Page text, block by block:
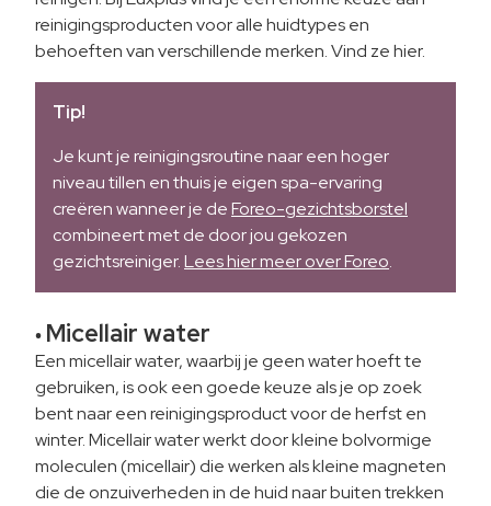
reinigingsproducten voor alle huidtypes en
behoeften van verschillende merken. Vind ze hier.
Tip!
Je kunt je reinigingsroutine naar een hoger
niveau tillen en thuis je eigen spa-ervaring
creëren wanneer je deForeo-gezichtsborstel
combineert met de door jou gekozen
gezichtsreiniger.Lees hier meer over Foreo.
• Micellair water
Een micellair water, waarbij je geen water hoeft te
gebruiken, is ook een goede keuze als je op zoek
bent naar een reinigingsproduct voor de herfst en
winter. Micellair water werkt door kleine bolvormige
moleculen (micellair) die werken als kleine magneten
die de onzuiverheden in de huid naar buiten trekken